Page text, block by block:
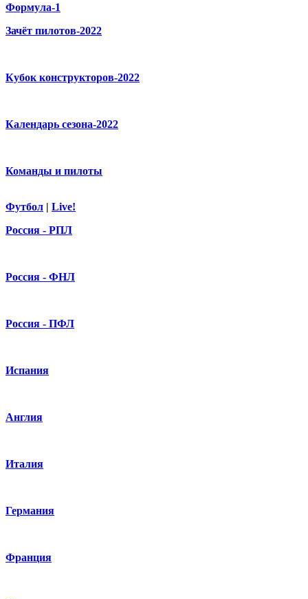
Формула-1
Зачёт пилотов-2022
Кубок конструкторов-2022
Календарь сезона-2022
Команды и пилоты
Футбол | Live!
Россия - РПЛ
Россия - ФНЛ
Россия - ПФЛ
Испания
Англия
Италия
Германия
Франция